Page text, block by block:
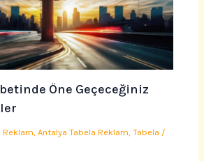
Öne Geçeceğiniz
Reklam ,Antalya Tabela Reklam ,Tabela /